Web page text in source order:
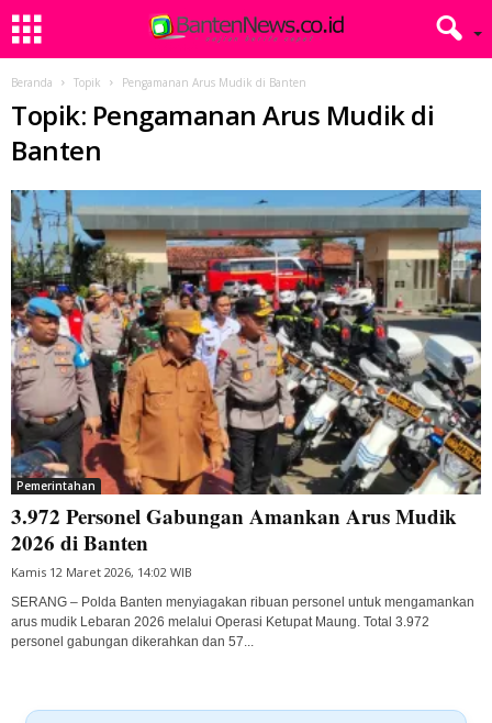
Beranda Topik Pengamanan Arus Mudik di Banten
Topik: Pengamanan Arus Mudik di
Banten
Pemerintahan
3.972 Personel Gabungan Amankan Arus Mudik
2026 di Banten
Kamis 12 Maret 2026, 14:02 WIB
SERANG – Polda Banten menyiagakan ribuan personel untuk mengamankan
arus mudik Lebaran 2026 melalui Operasi Ketupat Maung. Total 3.972
personel gabungan dikerahkan dan 57...